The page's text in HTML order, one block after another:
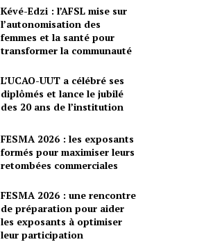
Kévé-Edzi : l’AFSL mise sur
l’autonomisation des
femmes et la santé pour
transformer la communauté
L’UCAO-UUT a célébré ses
diplômés et lance le jubilé
des 20 ans de l’institution
FESMA 2026 : les exposants
formés pour maximiser leurs
retombées commerciales
FESMA 2026 : une rencontre
de préparation pour aider
les exposants à optimiser
leur participation